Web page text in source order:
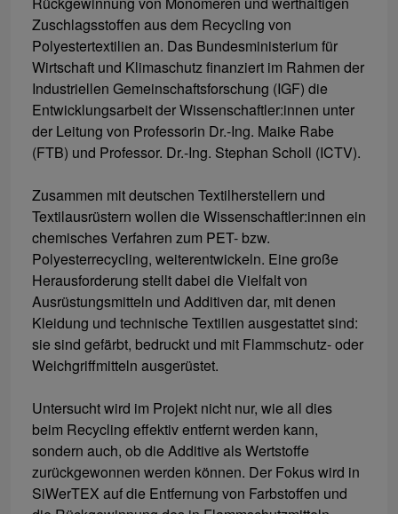
Zuschlagsstoffen aus dem Recycling von
Polyestertextilien an. Das Bundesministerium für
Wirtschaft und Klimaschutz finanziert im Rahmen der
Industriellen Gemeinschaftsforschung (IGF) die
Entwicklungsarbeit der Wissenschaftler:innen unter
der Leitung von Professorin Dr.-Ing. Maike Rabe
(FTB) und Professor. Dr.-Ing. Stephan Scholl (ICTV).
Zusammen mit deutschen Textilherstellern und
Textilausrüstern wollen die Wissenschaftler:innen ein
chemisches Verfahren zum PET- bzw.
Polyesterrecycling, weiterentwickeln. Eine große
Herausforderung stellt dabei die Vielfalt von
Ausrüstungsmitteln und Additiven dar, mit denen
Kleidung und technische Textilien ausgestattet sind:
sie sind gefärbt, bedruckt und mit Flammschutz- oder
Weichgriffmitteln ausgerüstet.
Untersucht wird im Projekt nicht nur, wie all dies
beim Recycling effektiv entfernt werden kann,
sondern auch, ob die Additive als Wertstoffe
zurückgewonnen werden können. Der Fokus wird in
SiWerTEX auf die Entfernung von Farbstoffen und